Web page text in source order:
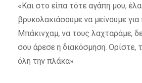
«Και στο είπα τότε αγάπη μου,
βρυκολακιάσουμε να μείνουμε
Μπάκινχαμ, να τους λαχταράμε,
σου άρεσε η διακόσμηση. Ορίστε,
όλη την πλάκα»